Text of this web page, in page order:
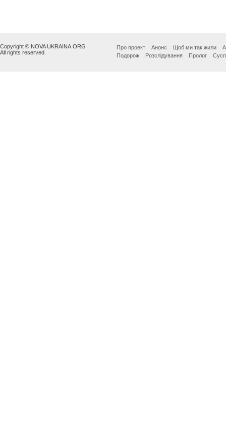
Copyright © NOVA UKRAINA.ORG
All rights reserved.
Про проект Анонс Щоб ми так жили
Подорож
Розслідування Пролог